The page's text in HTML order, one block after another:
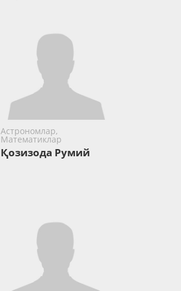
Астрономлар,
Математиклар
Қозизода Румий